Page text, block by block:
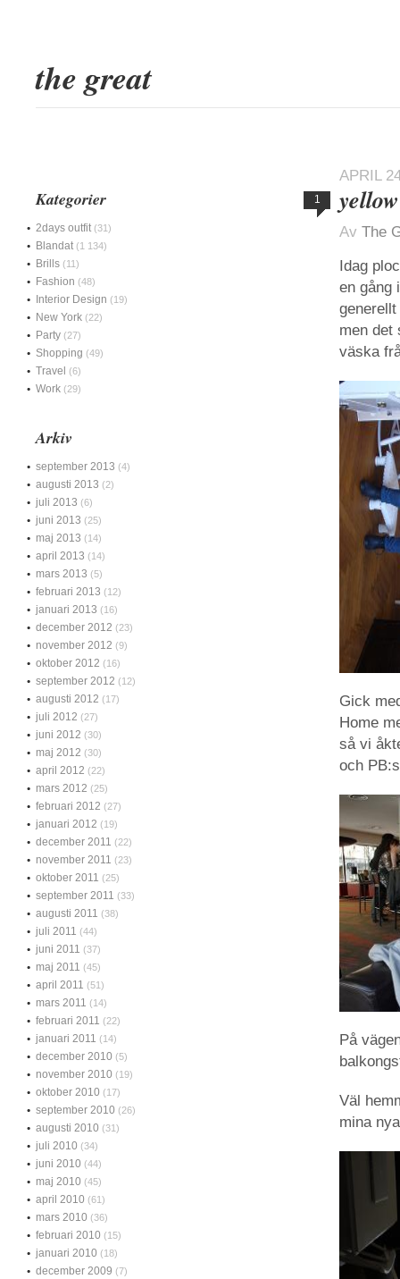
the great
APRIL
1
Av The
Idag
en gång
men det
väska
Gick
Home
så vi
och
På
Väl
mina
Kategorier
2days outfit (31)
Blandat (1 134)
Brills (11)
Fashion (48)
Interior Design (19)
New York (22)
Party (27)
Shopping (49)
Travel (6)
Work (29)
Arkiv
september 2013 (4)
augusti 2013 (2)
juli 2013 (6)
juni 2013 (25)
maj 2013 (14)
april 2013 (14)
mars 2013 (5)
februari 2013 (12)
januari 2013 (16)
december 2012 (23)
november 2012 (9)
oktober 2012 (16)
september 2012 (12)
augusti 2012 (17)
juli 2012 (27)
juni 2012 (30)
maj 2012 (30)
april 2012 (22)
mars 2012 (25)
februari 2012 (27)
januari 2012 (19)
december 2011 (22)
november 2011 (23)
oktober 2011 (25)
september 2011 (33)
augusti 2011 (38)
juli 2011 (44)
juni 2011 (37)
maj 2011 (45)
april 2011 (51)
mars 2011 (14)
februari 2011 (22)
januari 2011 (14)
december 2010 (5)
november 2010 (19)
oktober 2010 (17)
september 2010 (26)
augusti 2010 (31)
juli 2010 (34)
juni 2010 (44)
maj 2010 (45)
april 2010 (61)
mars 2010 (36)
februari 2010 (15)
januari 2010 (18)
december 2009 (7)